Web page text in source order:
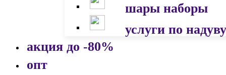
шары наборы
услуги по надуву
акция до -80%
опт